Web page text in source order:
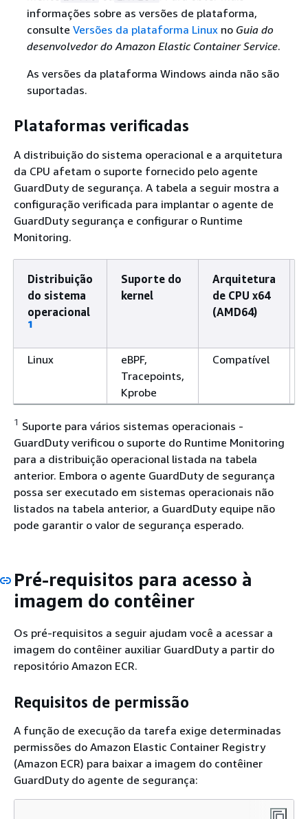
informações sobre as versões de plataforma,
consulte Versões da plataforma Linuxno Guia do
desenvolvedor do Amazon Elastic Container Service.
As versões da plataforma Windows ainda não são
suportadas.
Plataformas verificadas
A distribuição do sistema operacional e a arquitetura
da CPU afetam o suporte fornecido pelo agente
GuardDuty de segurança. A tabela a seguir mostra a
configuração verificada para implantar o agente de
GuardDuty segurança e configurar o Runtime
Monitoring.
Distribuição
do sistema
operacional
1
Suporte do
kernel
Arquitetura
de CPU x64
(AMD64)
Linux
eBPF,
Tracepoints,
Kprobe
Compatível
1 Suporte para vários sistemas operacionais -
GuardDuty verificou o suporte do Runtime Monitoring
para a distribuição operacional listada na tabela
anterior. Embora o agente GuardDuty de segurança
possa ser executado em sistemas operacionais não
listados na tabela anterior, a GuardDuty equipe não
pode garantir o valor de segurança esperado.
Pré-requisitos para acesso à
imagem do contêiner
Os pré-requisitos a seguir ajudam você a acessar a
imagem do contêiner auxiliar GuardDuty a partir do
repositório Amazon ECR.
Requisitos de permissão
A função de execução da tarefa exige determinadas
permissões do Amazon Elastic Container Registry
(Amazon ECR) para baixar a imagem do contêiner
GuardDuty do agente de segurança: